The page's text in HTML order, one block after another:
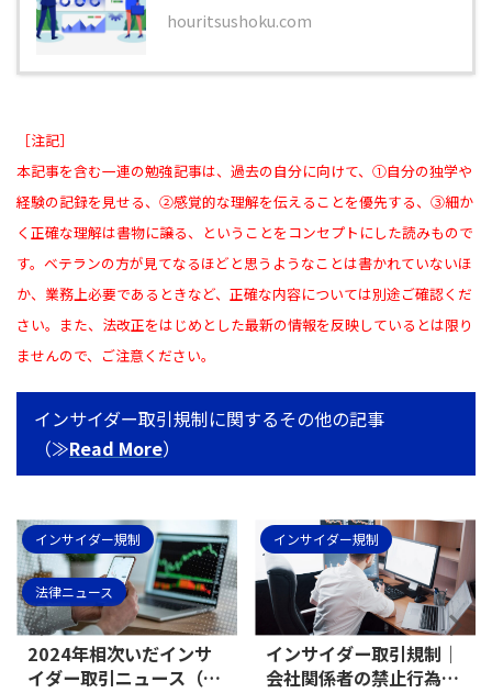
houritsushoku.com
［注記］
本記事を含む一連の勉強記事は、過去の自分に向けて、①自分の独学や
経験の記録を見せる、②感覚的な理解を伝えることを優先する、③細か
く正確な理解は書物に譲る、ということをコンセプトにした読みもので
す。ベテランの方が見てなるほどと思うようなことは書かれていないほ
か、業務上必要であるときなど、正確な内容については別途ご確認くだ
さい。また、法改正をはじめとした最新の情報を反映しているとは限り
ませんので、ご注意ください。
インサイダー取引規制に関するその他の記事
（≫Read More）
インサイダー規制
法律ニュース
2024年相次いだインサ
イダー取引ニュース（取
インサイダー規制
インサイダー取引規制｜
会社関係者の禁止行為に